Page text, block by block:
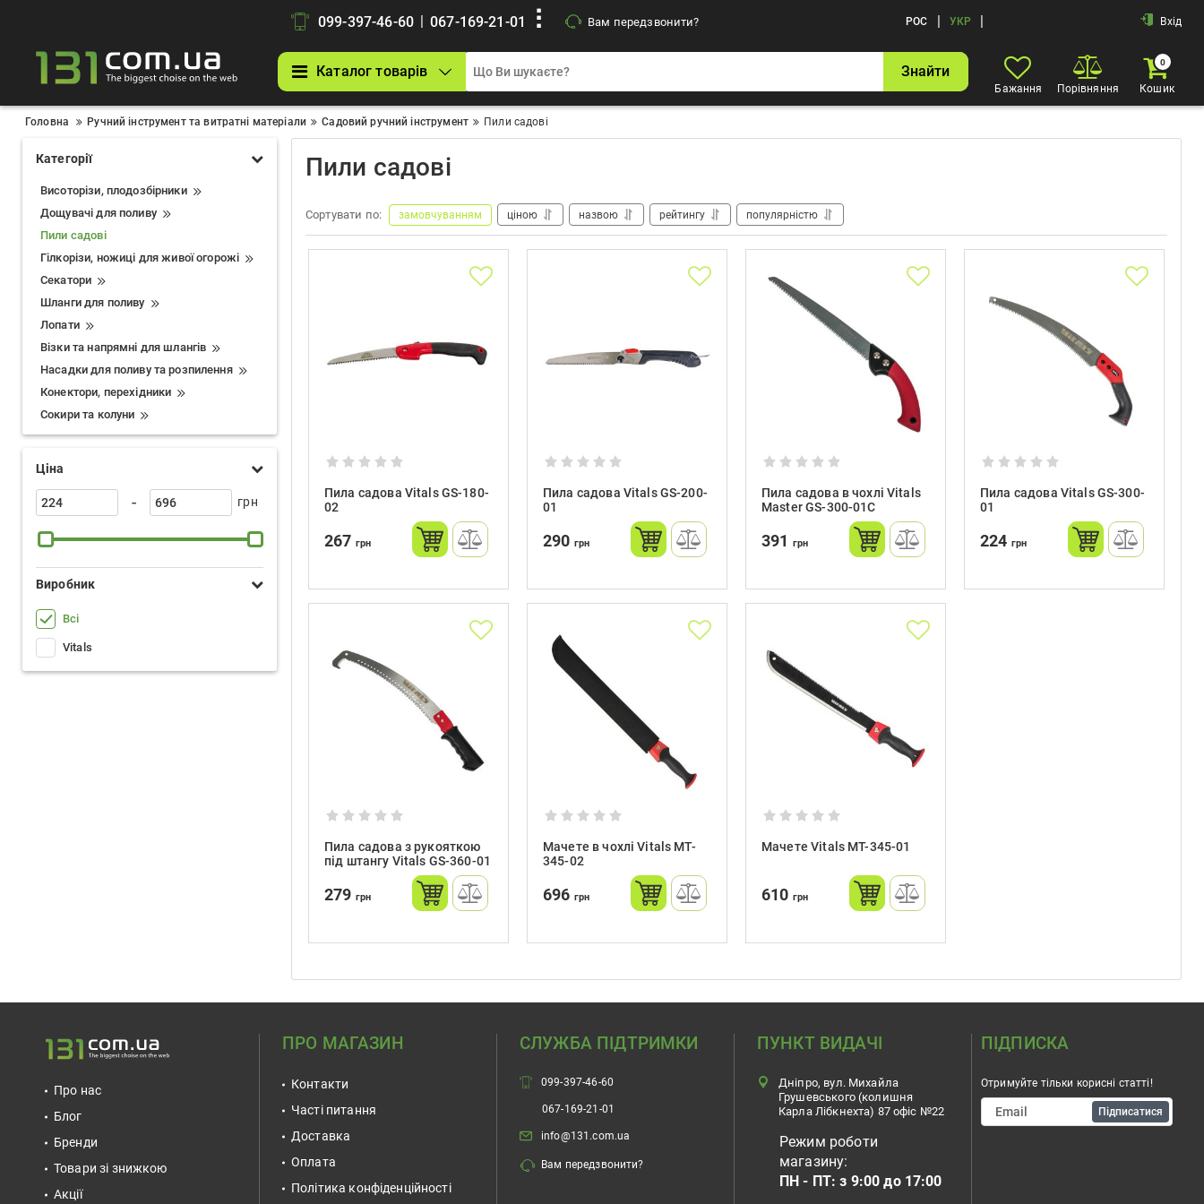
099-397-46-60 | 067-169-21-01 Вам передзвонити? РОС | УКР | Вхід
Каталог товарів Знайти
Бажання Порівняння
0
Кошик
Головна Ручний інструмент та витратні матеріали Садовий ручний інструмент Пили садові
Категорії
Висоторізи, плодозбірники
Дощувачі для поливу
Пили садові
Гілкорізи, ножиці для живої огорожі
Секатори
Шланги для поливу
Лопати
Візки та напрямні для шлангів
Насадки для поливу та розпилення
Конектори, перехідники
Сокири та колуни
Ціна
- грн
Виробник
Всі
Vitals
Пили садові
Сортувати по: замовчуванням ціною назвою рейтингу популярністю
Пила садова Vitals GS-180-
02
267 грн
Пила садова Vitals GS-200-
01
290 грн
Пила садова в чохлі Vitals
Master GS-300-01C
391 грн
Пила садова Vitals GS-300-
01
224 грн
Пила садова з рукояткою
під штангу Vitals GS-360-01
279 грн
Мачете в чохлі Vitals MT-
345-02
696 грн
Мачете Vitals MT-345-01
610 грн
Про нас
Блог
Бренди
Товари зі знижкою
Акції
ПРО МАГАЗИН
Контакти
Часті питання
Доставка
Оплата
Політика конфіденційності
СЛУЖБА ПІДТРИМКИ
099-397-46-60
067-169-21-01
info@131.com.ua
Вам передзвонити?
ПУНКТ ВИДАЧІ
Дніпро, вул. Михайла
Грушевського (колишня
Карла Лібкнехта) 87 офіс №22
Режим роботи
магазину:
ПН - ПТ: з 9:00 до 17:00
ПІДПИСКА
Отримуйте тільки корисні статті!
Підписатися